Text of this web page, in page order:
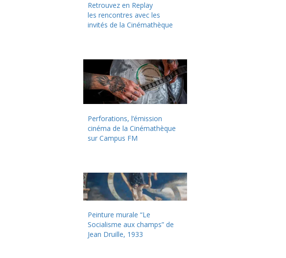
Retrouvez en Replay
les rencontres avec les
invités de la Cinémathèque
Perforations, l’émission
cinéma de la Cinémathèque
sur Campus FM
Peinture murale “Le
Socialisme aux champs” de
Jean Druille, 1933